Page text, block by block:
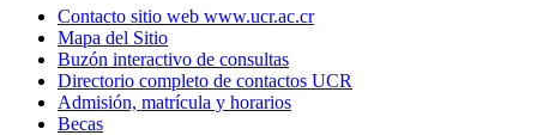
Contacto sitio web www.ucr.ac.cr
Mapa del Sitio
Buzón interactivo de consultas
Directorio completo de contactos UCR
Admisión, matrícula y horarios
Becas